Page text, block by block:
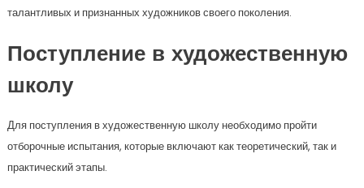
талантливых и признанных художников своего поколения.
Поступление в художественную
школу
Для поступления в художественную школу необходимо пройти
отборочные испытания, которые включают как теоретический, так и
практический этапы.